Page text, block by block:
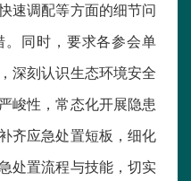
速调配等方面的细节问
同时，要求各参会单
深刻认识生态环境安全
峻性，常态化开展隐患
齐应急处置短板，细化
处置流程与技能，切实